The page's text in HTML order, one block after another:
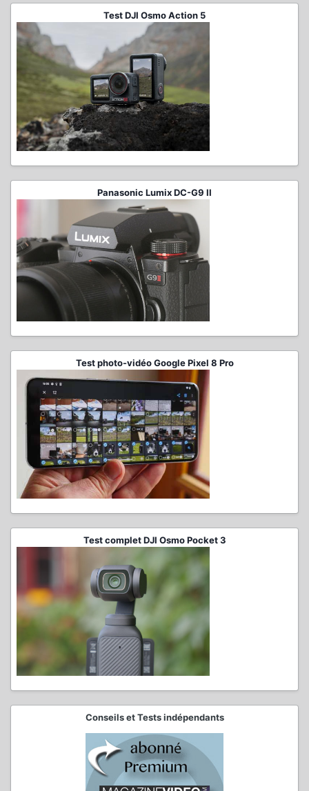
Test DJI Osmo Action 5
Panasonic Lumix DC-G9 II
Test photo-vidéo Google Pixel 8 Pro
Test complet DJI Osmo Pocket 3
Conseils et Tests indépendants